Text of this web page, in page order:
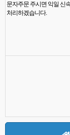
문자주문 주시면 익일 신
처리하겠습니다.